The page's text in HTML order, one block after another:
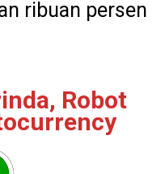
ribuan persen
Robot